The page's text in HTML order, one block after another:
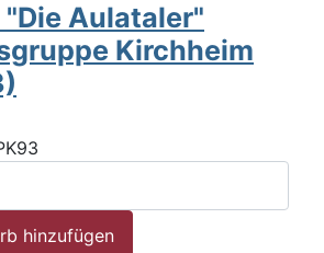
Aulataler"
Kirchheim